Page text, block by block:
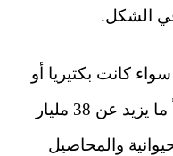
في الشكل.
كانت بكتيريا أو
فطريات أو غيرهما تحلل سنوياً ما يزيد عن 38 مليار
والمحاصيل